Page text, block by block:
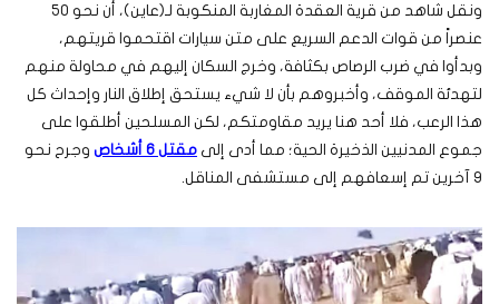
ونقل شاهد من قرية العقدة المغاربة المنكوبة لـ(عاين)، أن نحو 50
عنصراً من قوات الدعم السريع على متن سيارات اقتحموا قريتهم،
وبدأوا في ضرب الرصاص بكثافة، وخرج السكان إليهم في محاولة منهم
لتهدئة الموقف، وأخبروهم بأن لا شيء يستحق إطلاق النار وإحداث كل
هذا الرعب، فلا أحد هنا يريد مقاومتكم، لكن المسلحين أطلقوا على
جموع المدنيين الذخيرة الحية؛ مما أدى إلى مقتل 6 أشخاص
وجرح نحو
9 آخرين تم إسعافهم إلى مستشفى المناقل.